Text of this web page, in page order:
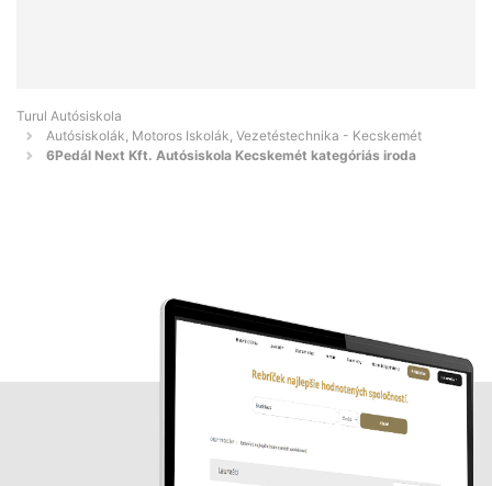
Turul Autósiskola
Autósiskolák, Motoros Iskolák, Vezetéstechnika - Kecskemét
6Pedál Next Kft. Autósiskola Kecskemét kategóriás iroda